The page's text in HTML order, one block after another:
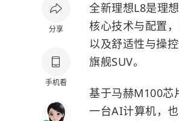
分享
手机看
全新理想L8是理
核心技术与配置
以及舒适性与操
旗舰SUV。
基于马赫M100芯
一台AI计算机，